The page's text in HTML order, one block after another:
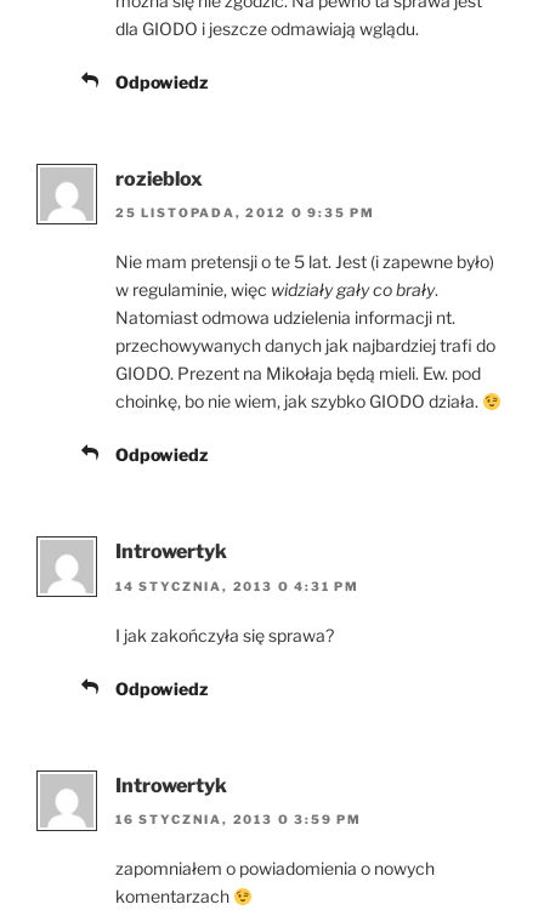
dla GIODO i jeszcze odmawiają wglądu.
Odpowiedz
rozieblox
25 LISTOPADA, 2012 O 9:35 PM
Nie mam pretensji o te 5 lat. Jest (i zapewne było)
w regulaminie, więc widziały gały co brały.
Natomiast odmowa udzielenia informacji nt.
przechowywanych danych jak najbardziej trafi do
GIODO. Prezent na Mikołaja będą mieli. Ew. pod
choinkę, bo nie wiem, jak szybko GIODO działa.
Odpowiedz
Introwertyk
14 STYCZNIA, 2013 O 4:31 PM
I jak zakończyła się sprawa?
Odpowiedz
Introwertyk
16 STYCZNIA, 2013 O 3:59 PM
zapomniałem o powiadomienia o nowych
komentarzach